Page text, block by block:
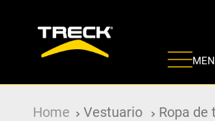
Vestuario Ropa de